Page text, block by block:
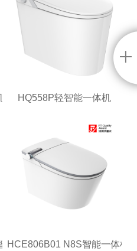
HQ558P轻智能一体机
能一体机
HCE806B01 N8S智能一体机